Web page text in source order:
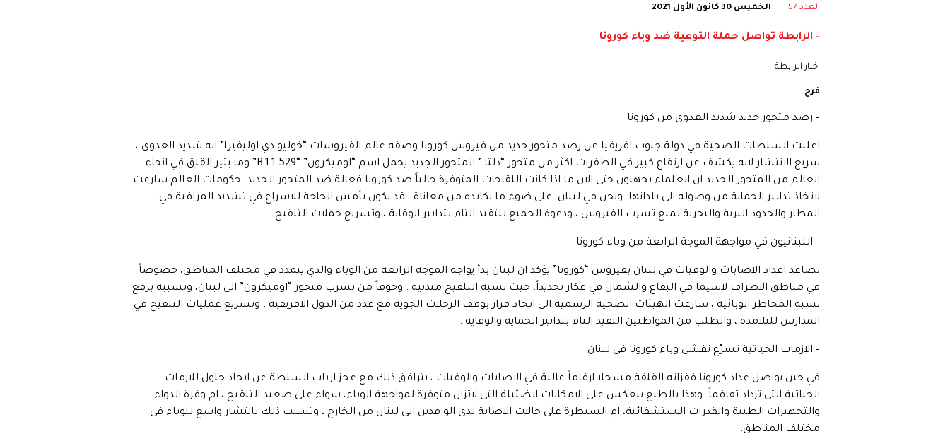
العدد 57 الخميس 30 كانون الأول 2021
– الرابطة تواصل حملة التوعية ضد وباء كورونا
اخبار الرابطة
فرح
– رصد متحور جديد شديد العدوى من كورونا
اعلنت السلطات الصحية في دولة جنوب افريقيا عن رصد متحور جديد من فيروس كورونا وصفه عالم الفيروسات “خوليو دي اوليفيرا” انه شديد العدوى ،
سريع الانتشار لانه يكشف عن ارتفاع كبير في الطفرات اكثر من متحور “دلتا.” المتحور الجديد يحمل اسم “اوميكرون” “B.1.1.529” وما يثير القلق في انحاء
العالم من المتحور الجديد ان العلماء يجهلون حتى الان ما اذا كانت اللقاحات المتوفرة حالياً ضد كورونا فعالة ضد المتحور الجديد. حكومات العالم سارعت
لاتخاذ تدابير الحماية من وصوله الى بلدانها. ونحن في لبنان، على ضوء ما نكابده من معاناة ، قد نكون بأمس الحاجة للاسراع في تشديد المراقبة في
المطار والحدود البرية والبحرية لمنع تسرب الفيروس ، ودعوة الجميع للتقيد التام بتدابير الوقاية ، وتسريع حملات التلقيح.
– اللبنانيون في مواجهة الموجة الرابعة من وباء كورونا
تصاعد اعداد الاصابات والوفيات في لبنان بفيروس “كورونا” يؤكد ان لبنان بدأ يواجه الموجة الرابعة من الوباء والذي يتمدد في مختلف المناطق، خصوصاً
في مناطق الاطراف لاسيما في البقاع والشمال في عكار تحديداً، حيث نسبة التلقيح متدنية . وخوفاً من تسرب متحور “اوميكرون” الى لبنان، وتسببه برفع
نسبة المخاطر الوبائية ، سارعت الهيئات الصحية الرسمية الى اتخاذ قرار بوقف الرحلات الجوية مع عدد من الدول الافريقية ، وتسريع عمليات التلقيح في
المدارس للتلامذة ، والطلب من المواطنين التقيد التام بتدابير الحماية والوقاية .
– الازمات الحياتية تسرّع تفشي وباء كورونا في لبنان
في حين يواصل عداد كورونا قفزاته القلقة مسجلا ارقاماً عالية في الاصابات والوفيات ، يترافق ذلك مع عجز ارباب السلطة عن ايجاد حلول للازمات
الحياتية التي تزداد تفاقماً. وهذا بالطبع ينعكس على الامكانات الضئيلة التي لاتزال متوفرة لمواجهة الوباء، سواء على صعيد التلقيح ، ام وفرة الدواء
والتجهيزات الطبية والقدرات الاستشفائية، ام السيطرة على حالات الاصابة لدى الوافدين الى لبنان من الخارج ، وتسبب ذلك بانتشار واسع للوباء في
مختلف المناطق.